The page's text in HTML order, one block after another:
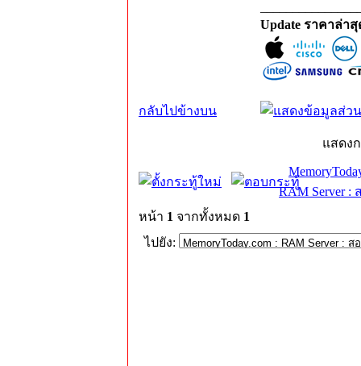
Update ราคาล่า
กลับไปข้างบน
แสดง
RAM Server :
หน้า 1 จากทั้งหมด 1
ไปยัง: